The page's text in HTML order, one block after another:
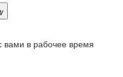
вами в рабочее время